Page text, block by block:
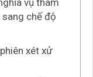
vụ tham
chế độ
xét xử